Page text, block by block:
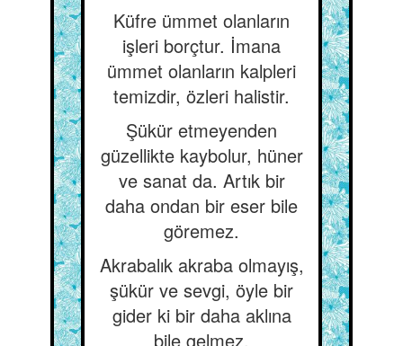
Küfre ümmet olanların
işleri borçtur. İmana
ümmet olanların kalpleri
temizdir, özleri halistir.
Şükür etmeyenden
güzellikte kaybolur, hüner
ve sanat da. Artık bir
daha ondan bir eser bile
göremez.
Akrabalık akraba olmayış,
şükür ve sevgi, öyle bir
gider ki bir daha aklına
bile gelmez.